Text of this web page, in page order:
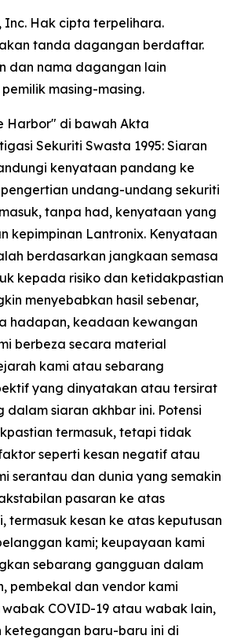
Inc. Hak cipta terpelihara.
tanda dagangan berdaftar.
dan nama dagangan lain
masing-masing.
Harbor" di bawah Akta
Sekuriti Swasta 1995: Siaran
kenyataan pandang ke
undang-undang sekuriti
tanpa had, kenyataan yang
kepimpinan Lantronix. Kenyataan
berdasarkan jangkaan semasa
kepada risiko dan ketidakpastian
menyebabkan hasil sebenar,
hadapan, keadaan kewangan
berbeza secara material
kami atau sebarang
yang dinyatakan atau tersirat
siaran akhbar ini. Potensi
termasuk, tetapi tidak
seperti kesan negatif atau
serantau dan dunia yang semakin
pasaran ke atas
termasuk kesan ke atas keputusan
kami; keupayaan kami
sebarang gangguan dalam
pembekal dan vendor kami
COVID-19 atau wabak lain,
ketegangan baru-baru ini di